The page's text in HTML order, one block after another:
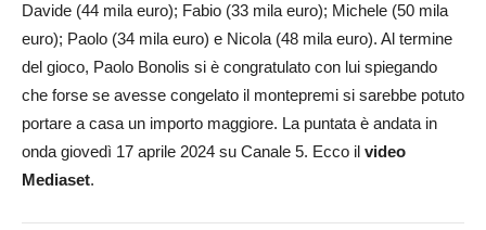
Davide (44 mila euro); Fabio (33 mila euro); Michele (50 mila
euro); Paolo (34 mila euro) e Nicola (48 mila euro). Al termine
del gioco, Paolo Bonolis si è congratulato con lui spiegando
che forse se avesse congelato il montepremi si sarebbe potuto
portare a casa un importo maggiore. La puntata è andata in
onda giovedì 17 aprile 2024 su Canale 5. Ecco il video
Mediaset.